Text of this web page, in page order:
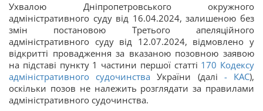
Ухвалою Дніпропетровського окружного
адміністративного суду від 16.04.2024, залишеною без
змін постановою Третього апеляційного
адміністративного суду від 12.07.2024, відмовлено у
відкритті провадження за вказаною позовною заявою
на підставі пункту 1 частини першої статті 170 Кодексу
адміністративного судочинства України (далі - КАС),
оскільки позов не належить розглядати за правилами
адміністративного судочинства.